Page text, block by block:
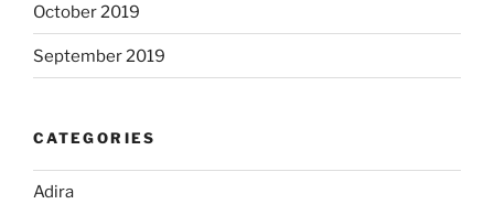
October 2019
September 2019
CATEGORIES
Adira